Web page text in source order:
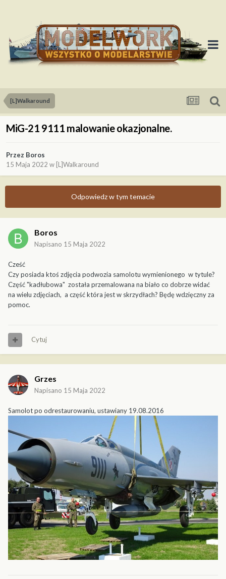
[L]Walkaround
MiG-21 9111 malowanie okazjonalne.
Przez Boros
15 Maja 2022 w [L]Walkaround
Odpowiedz w tym temacie
Boros
Napisano 15 Maja 2022
Cześć
Czy posiada ktoś zdjęcia podwozia samolotu wymienionego w tytule?
Część "kadłubowa" została przemalowana na biało co dobrze widać
na wielu zdjęciach, a część która jest w skrzydłach? Będę wdzięczny za
pomoc.
Cytuj
Grzes
Napisano 15 Maja 2022
Samolot po odrestaurowaniu, ustawiany 19.08.2016